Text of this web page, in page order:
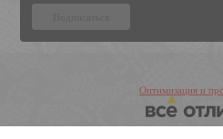
Оптимизация и